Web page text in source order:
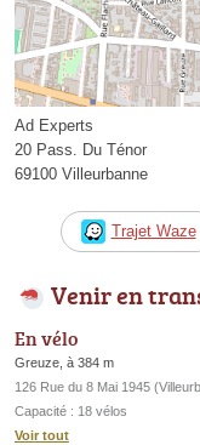
Ad Experts
20 Pass. Du Ténor
69100 Villeurbanne
Trajet Waze
Venir en
En vélo
Greuze, à 384 m
126 Rue du 8 Mai 1945
Capacité : 18 vélos
Voir tout